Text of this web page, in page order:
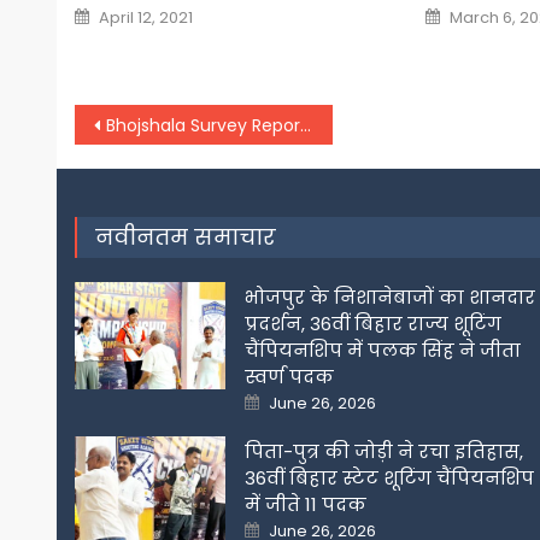
Posted
on
April 12, 2021 Posted
on
March 6,
Post
navigation
Bhojshala Survey Report: ASI ने धार भोजशाला पर 151 पन्नों की सर्वे रिपोर्ट हाईकोर्ट में की पेश
नवीनतम समाचार
भोजपुर के निशानेबाजों का शानदार
प्रदर्शन, 36वीं बिहार राज्य शूटिंग
चैंपियनशिप में पलक सिंह ने जीता
स्वर्ण पदक
Posted
on
June 26, 2026
पिता-पुत्र की जोड़ी ने रचा इतिहास,
36वीं बिहार स्टेट शूटिंग चैंपियनशिप
में जीते 11 पदक
Posted
June 26, 2026